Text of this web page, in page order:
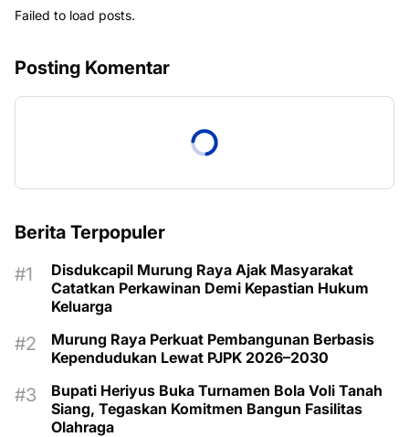
Failed to load posts.
Posting Komentar
Berita Terpopuler
Disdukcapil Murung Raya Ajak Masyarakat
Catatkan Perkawinan Demi Kepastian Hukum
Keluarga
Murung Raya Perkuat Pembangunan Berbasis
Kependudukan Lewat PJPK 2026–2030
Bupati Heriyus Buka Turnamen Bola Voli Tanah
Siang, Tegaskan Komitmen Bangun Fasilitas
Olahraga